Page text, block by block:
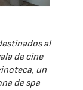
al
de cine
un
de spa